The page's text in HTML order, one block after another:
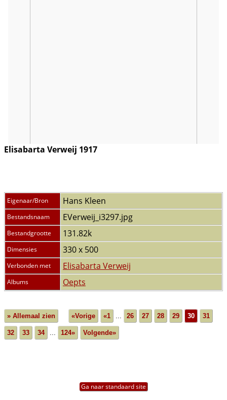
Elisabarta Verweij 1917
Eigenaar/Bron Hans Kleen
Bestandsnaam EVerweij_i3297.jpg
Bestandgrootte 131.82k
Dimensies 330 x 500
Verbonden met Elisabarta Verweij
Albums Oepts
» Allemaal zien «Vorige «1 26 27 28 29 30 31
32 33 34 124» Volgende»
Ga naar standaard site